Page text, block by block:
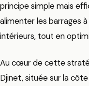
principe simple mais
alimenter les barrages
intérieurs, tout en
Au cœur de cette
Djinet, située sur la